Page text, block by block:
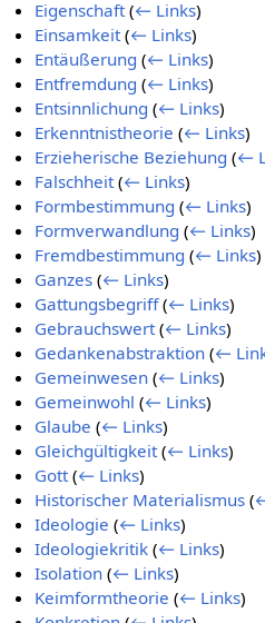
Eigenschaft (← Links)
Einsamkeit (← Links)
Entäußerung (← Links)
Entfremdung (← Links)
Entsinnlichung (← Links)
Erkenntnistheorie (← Links)
Erzieherische Beziehung (←
Falschheit (← Links)
Formbestimmung (← Links)
Formverwandlung (← Links)
Fremdbestimmung (← Links)
Ganzes (← Links)
Gattungsbegriff (← Links)
Gebrauchswert (← Links)
Gedankenabstraktion (←
Gemeinwesen (← Links)
Gemeinwohl (← Links)
Glaube (← Links)
Gleichgültigkeit (← Links)
Gott (← Links)
Historischer Materialismus (
Ideologie (← Links)
Ideologiekritik (← Links)
Isolation (← Links)
Keimformtheorie (← Links)